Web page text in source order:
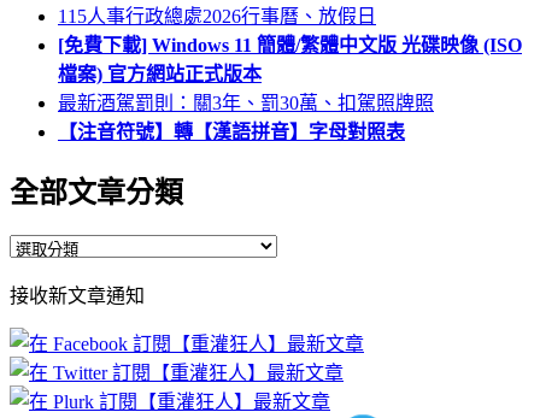
115人事行政總處2026行事曆、放假日
[免費下載] Windows 11 簡體/繁體中文版 光碟映像 (ISO
檔案) 官方網站正式版本
最新酒駕罰則：關3年、罰30萬、扣駕照牌照
【注音符號】轉【漢語拼音】字母對照表
全部文章分類
全
文
章
分
類
接收新文章通知